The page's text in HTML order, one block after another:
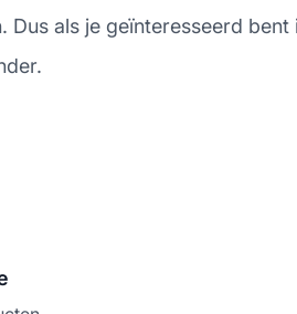
als je geïnteresseerd